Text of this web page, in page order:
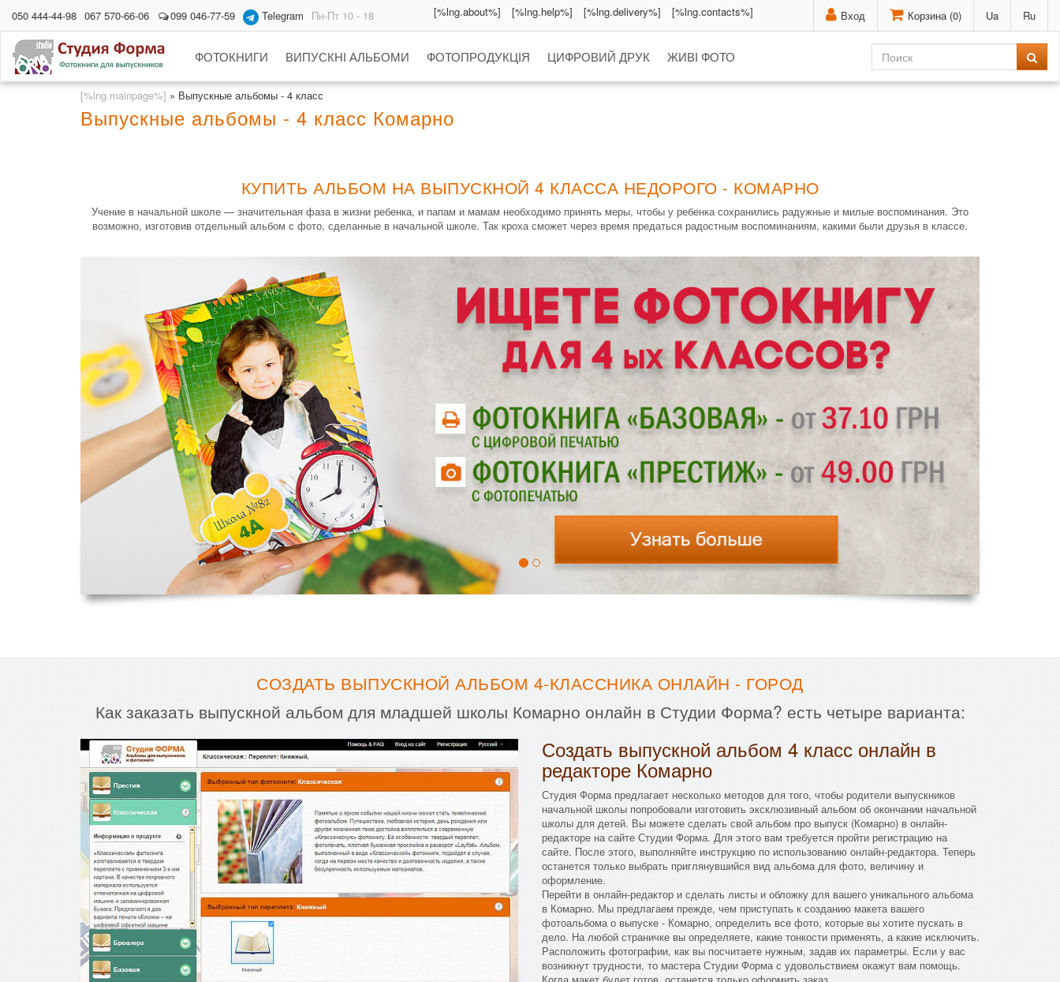
Вход Корзина (0) Ua Ru
050 444-44-98 067 570-66-06 099 046-77-59 Telegram Пн-Пт 10 - 18 [%lng.about%] [%lng.help%] [%lng.delivery%] [%lng.contacts%]
ФОТОКНИГИ ВИПУСКНІ АЛЬБОМИ ФОТОПРОДУКЦІЯ ЦИФРОВИЙ ДРУК ЖИВІ ФОТО
[%lng.mainpage%] » Выпускные альбомы - 4 класс
Выпускные альбомы - 4 класс Комарно
КУПИТЬ АЛЬБОМ НА ВЫПУСКНОЙ 4 КЛАССА НЕДОРОГО - КОМАРНО
Учение в начальной школе — значительная фаза в жизни ребенка, и папам и мамам необходимо принять меры, чтобы у ребенка сохранились радужные и милые воспоминания. Это
возможно, изготовив отдельный альбом с фото, сделанные в начальной школе. Так кроха сможет через время предаться радостным воспоминаниям, какими были друзья в классе.
СОЗДАТЬ ВЫПУСКНОЙ АЛЬБОМ 4-КЛАССНИКА ОНЛАЙН - ГОРОД
Как заказать выпускной альбом для младшей школы Комарно онлайн в Студии Форма? есть четыре варианта:
Создать выпускной альбом 4 класс онлайн в
редакторе Комарно
Студия Форма предлагает несколько методов для того, чтобы родители выпускников
начальной школы попробовали изготовить эксклюзивный альбом об окончании начальной
школы для детей. Вы можете сделать свой альбом про выпуск (Комарно) в онлайн-
редакторе на сайте Студии Форма. Для этого вам требуется пройти регистрацию на
сайте. После этого, выполняйте инструкцию по использованию онлайн-редактора. Теперь
останется только выбрать приглянувшийся вид альбома для фото, величину и
оформление.
Перейти в онлайн-редактор и сделать листы и обложку для вашего уникального альбома
в Комарно. Мы предлагаем прежде, чем приступать к созданию макета вашего
фотоальбома о выпуске - Комарно, определить все фото, которые вы хотите пускать в
дело. На любой страничке вы определяете, какие тонкости применять, а какие исключить.
Расположить фотографии, как вы посчитаете нужным, задав их параметры. Если у вас
возникнут трудности, то мастера Студии Форма с удовольствием окажут вам помощь.
Когда макет будет готов, останется только оформить заказ.